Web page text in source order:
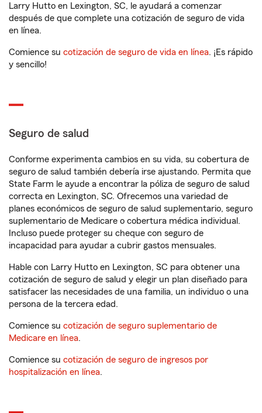
Larry Hutto en Lexington, SC, le ayudará a comenzar
después de que complete una cotización de seguro de vida
en línea.
Comience su cotización de seguro de vida en línea. ¡Es rápido
y sencillo!
Seguro de salud
Conforme experimenta cambios en su vida, su cobertura de
seguro de salud también debería irse ajustando. Permita que
State Farm le ayude a encontrar la póliza de seguro de salud
correcta en Lexington, SC. Ofrecemos una variedad de
planes económicos de seguro de salud suplementario, seguro
suplementario de Medicare o cobertura médica individual.
Incluso puede proteger su cheque con seguro de
incapacidad para ayudar a cubrir gastos mensuales.
Hable con Larry Hutto en Lexington, SC para obtener una
cotización de seguro de salud y elegir un plan diseñado para
satisfacer las necesidades de una familia, un individuo o una
persona de la tercera edad.
Comience su cotización de seguro suplementario de
Medicare en línea.
Comience su cotización de seguro de ingresos por
hospitalización en línea.